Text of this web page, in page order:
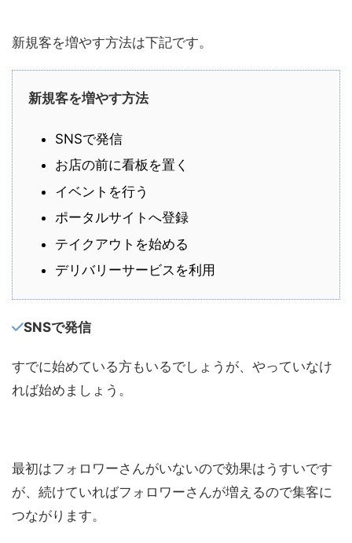
新規客を増やす方法は下記です。
新規客を増やす方法
SNSで発信
お店の前に看板を置く
イベントを行う
ポータルサイトへ登録
テイクアウトを始める
デリバリーサービスを利用
SNSで発信
すでに始めている方もいるでしょうが、やっていなけ
れば始めましょう。
最初はフォロワーさんがいないので効果はうすいです
が、続けていればフォロワーさんが増えるので集客に
つながります。